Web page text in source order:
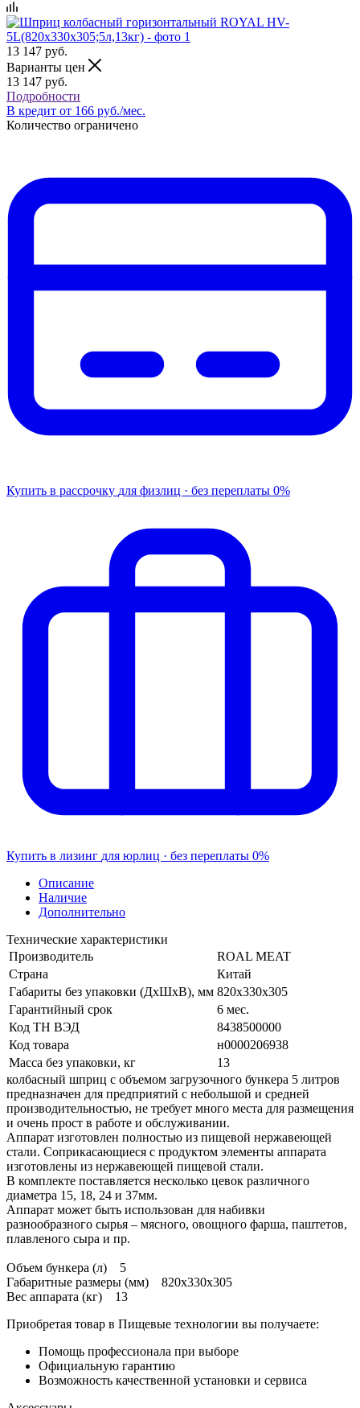
13 147 руб.
Варианты цен
13 147 руб.
Подробности
В кредит от 166 руб./мес.
Количество ограничено
Купить в рассрочку для физлиц · без переплаты 0%
Купить в лизинг для юрлиц · без переплаты 0%
Описание
Наличие
Дополнительно
Технические характеристики
Производитель
ROAL MEAT
Страна
Китай
Габариты без упаковки (ДхШхВ), мм 820х330х305
Гарантийный срок
6 мес.
Код ТН ВЭД
8438500000
Код товара
н0000206938
Масса без упаковки, кг
13
колбасный шприц с объемом загрузочного бункера 5 литров
предназначен для предприятий с небольшой и средней
производительностью, не требует много места для размещения
и очень прост в работе и обслуживании.
Аппарат изготовлен полностью из пищевой нержавеющей
стали. Соприкасающиеся с продуктом элементы аппарата
изготовлены из нержавеющей пищевой стали.
В комплекте поставляется несколько цевок различного
диаметра 15, 18, 24 и 37мм.
Аппарат может быть использован для набивки
разнообразного сырья – мясного, овощного фарша, паштетов,
плавленого сыра и пр.
Объем бункера (л) 5
Габаритные размеры (мм) 820х330х305
Вес аппарата (кг) 13
Приобретая товар в Пищевые технологии вы получаете:
Помощь профессионала при выборе
Официальную гарантию
Возможность качественной установки и сервиса